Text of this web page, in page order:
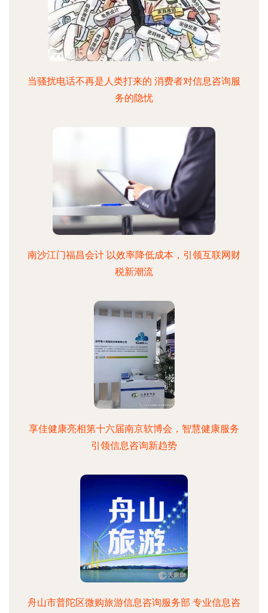
当骚扰电话不再是人类打来的 消费者对信息咨询服
务的隐忧
南沙江门福昌会计 以效率降低成本，引领互联网财
税新潮流
享佳健康亮相第十六届南京软博会，智慧健康服务
引领信息咨询新趋势
舟山市普陀区微购旅游信息咨询服务部 专业信息咨